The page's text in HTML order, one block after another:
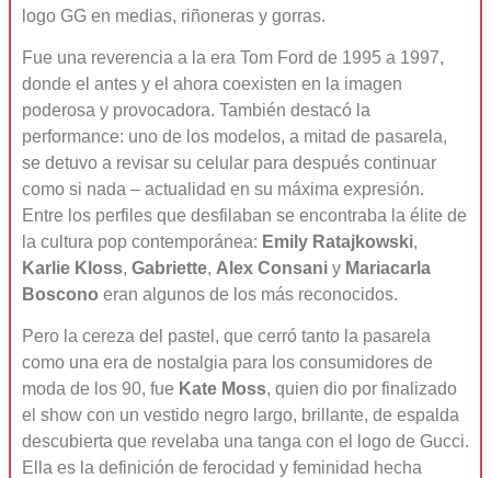
logo GG en medias, riñoneras y gorras.
Fue una reverencia a la era Tom Ford de 1995 a 1997,
donde el antes y el ahora coexisten en la imagen
poderosa y provocadora. También destacó la
performance: uno de los modelos, a mitad de pasarela,
se detuvo a revisar su celular para después continuar
como si nada – actualidad en su máxima expresión.
Entre los perfiles que desfilaban se encontraba la élite de
la cultura pop contemporánea: Emily Ratajkowski,
Karlie Kloss, Gabriette, Alex Consani y Mariacarla
Boscono eran algunos de los más reconocidos.
Pero la cereza del pastel, que cerró tanto la pasarela
como una era de nostalgia para los consumidores de
moda de los 90, fue Kate Moss, quien dio por finalizado
el show con un vestido negro largo, brillante, de espalda
descubierta que revelaba una tanga con el logo de Gucci.
Ella es la definición de ferocidad y feminidad hecha